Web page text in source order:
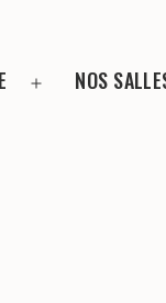
NOS